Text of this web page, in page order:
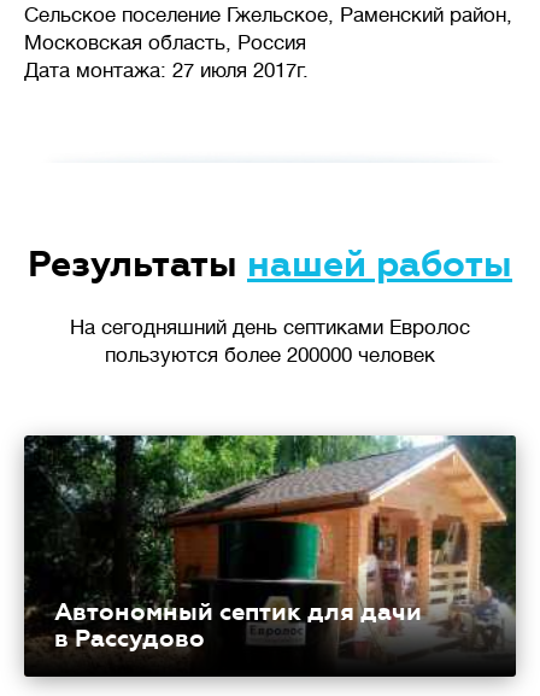
Сельское поселение Гжельское, Раменский район,
Московская область, Россия
Дата монтажа: 27 июля 2017г.
Результаты нашей работы
На сегодняшний день септиками Евролос
пользуются более 200000 человек
Автономный септик для дачи
в Рассудово